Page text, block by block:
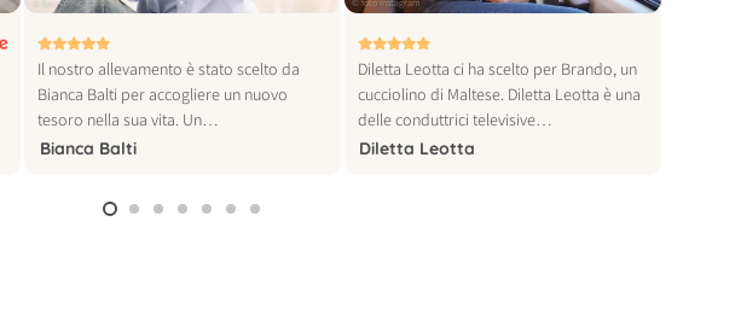
© foto vogue italia
Il nostro allevamento è stato scelto da
Bianca Balti per accogliere un nuovo
tesoro nella sua vita. Un…
Bianca Balti
© foto instagram
Diletta Leotta ci ha scelto per Brando, un
cucciolino di Maltese. Diletta Leotta è una
delle conduttrici televisive…
Diletta Leotta